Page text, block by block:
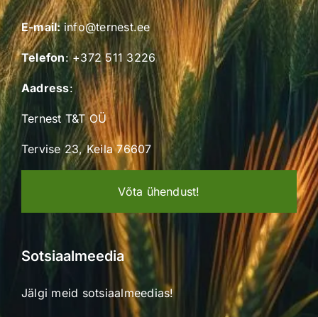
E-mail:info@ternest.ee
Telefon:+372 511 3226
Aadress:
Ternest T&T OÜ
Tervise 23, Keila 76607
Võta ühendust!
Sotsiaalmeedia
Jälgi meid sotsiaalmeedias!